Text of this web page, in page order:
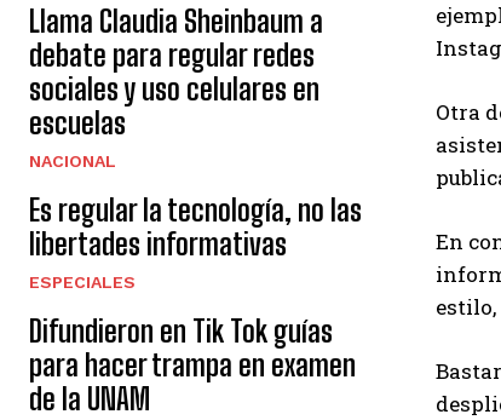
Llama Claudia Sheinbaum a
debate para regular redes
sociales y uso celulares en
escuelas
NACIONAL
Es regular la tecnología, no las
libertades informativas
ESPECIALES
Difundieron en Tik Tok guías
para hacer trampa en examen
de la UNAM
Otra
En